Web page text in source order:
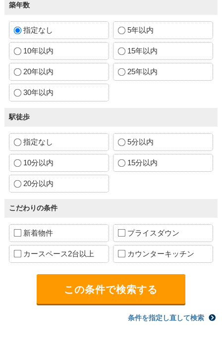
築年数
指定なし 5年以内
10年以内 15年以内
20年以内 25年以内
30年以内
駅徒歩
指定なし 5分以内
10分以内 15分以内
20分以内
こだわりの条件
新着物件 プライスダウン
カースペース2台以上 カウンターキッチン
条件を指定し直して検索